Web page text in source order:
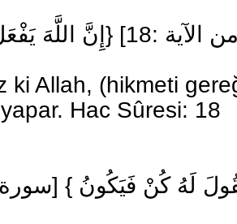
ki Allah, (hikmeti
Hac Sûresi: 18
يَقُولَ لَهُ كُنْ فَيَكُونُ }